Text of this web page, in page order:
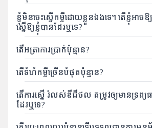
សេវា
កម្មឌីជីថល
ឧបករណ៍
សែលកាត
គ្រប់គ្រងការ
ភ្ជាប់គម្រោង
បញ្ចូលលុយ
ទាញយក
ខ្ញុំមិនចេះស្នើកម្ចីដោយខ្លួនឯងទេ។ តើខ្ញុំអាច
ស្នើឱ្យខ្ញុំបានដែរឬទេ?
តើអត្រាការប្រាក់ប៉ុន្មាន?
តើទំហំកម្ចីច្រើនបំផុតប៉ុន្មាន?
តើការស្នើ រំលស់ឌីជីថល តម្រូវឲ្យមានទ្រព្យធ
ដែរឬទេ?